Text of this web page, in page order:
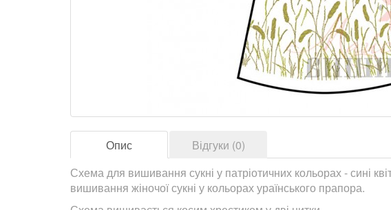
Опис
Відгуки (0)
Схема для вишивання сукні у патріотичних кольорах - сині
вишивання жіночої сукні у кольорах ураїнського прапора.